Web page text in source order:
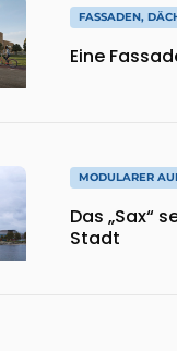
FASSADEN,
Eine
MODULARER
Das „Sax“
Stadt